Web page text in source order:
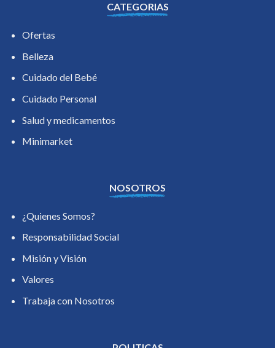
CATEGORIAS
Ofertas
Belleza
Cuidado del Bebé
Cuidado Personal
Salud y medicamentos
Minimarket
NOSOTROS
¿Quienes Somos?
Responsabilidad Social
Misión y Visión
Valores
Trabaja con Nosotros